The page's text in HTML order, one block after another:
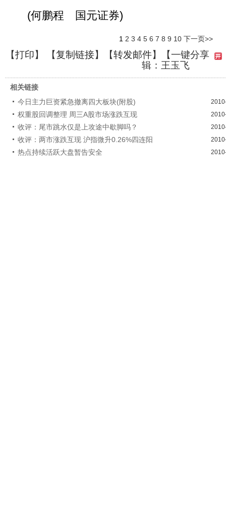
(何鹏程 国元证券)
1 2 3 4 5 6 7 8 9 10 下一页>>
【打印】 【复制链接】【转发邮件】
【一键分享
辑：王玉飞
相关链接
今日主力巨资紧急撤离四大板块(附股)
权重股回调整理 周三A股市场涨跌互现
收评：尾市跳水仅是上攻途中歇脚吗？
收评：两市涨跌互现 沪指微升0.26%四连阳
热点持续活跃大盘暂告安全